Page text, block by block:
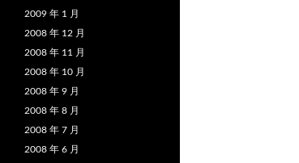
2009 年 1 月
2008 年 12 月
2008 年 11 月
2008 年 10 月
2008 年 9 月
2008 年 8 月
2008 年 7 月
2008 年 6 月